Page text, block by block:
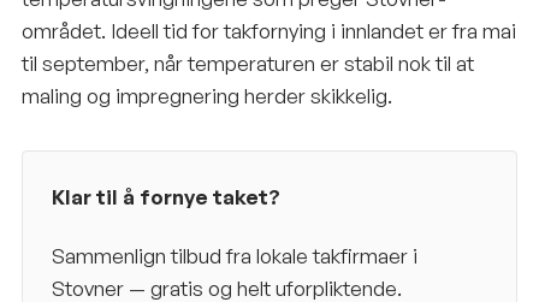
området. Ideell tid for takfornying i innlandet er fra mai
til september, når temperaturen er stabil nok til at
maling og impregnering herder skikkelig.
Klar til å fornye taket?
Sammenlign tilbud fra lokale takfirmaer i
Stovner — gratis og helt uforpliktende.